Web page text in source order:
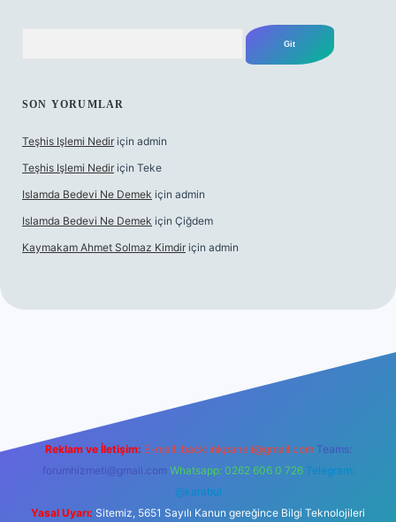
SON YORUMLAR
Teşhis Işlemi Nedir için admin
Teşhis Işlemi Nedir için Teke
Islamda Bedevi Ne Demek için admin
Islamda Bedevi Ne Demek için Çiğdem
Kaymakam Ahmet Solmaz Kimdir için admin
Reklam ve İletişim: E-mail: backlinkpaneli@gmail.com Teams:
forumhizmeti@gmail.com Whatsapp: 0262 606 0 726 Telegram:
@karabul
Yasal Uyarı: Sitemiz, 5651 Sayılı Kanun gereğince Bilgi Teknolojileri